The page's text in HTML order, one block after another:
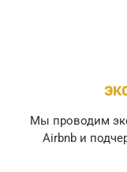
Мы проводим
Airbnb и